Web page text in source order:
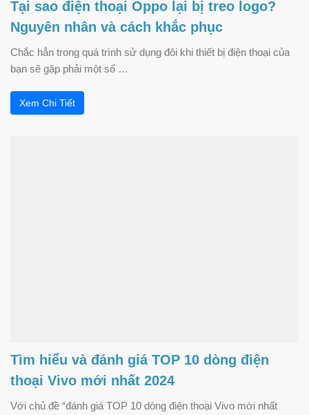
Tại sao điện thoại Oppo lại bị treo logo?
Nguyên nhân và cách khắc phục
Chắc hẳn trong quá trình sử dụng đôi khi thiết bị điện thoại của
bạn sẽ gặp phải một số …
Xem Chi Tiết
Tìm hiểu và đánh giá TOP 10 dòng điện
thoại Vivo mới nhất 2024
Với chủ đề “đánh giá TOP 10 dòng điện thoại Vivo mới nhất